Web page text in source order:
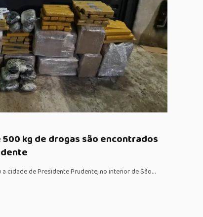
kg de drogas são encontrados
cidade de Presidente Prudente, no interior de São…